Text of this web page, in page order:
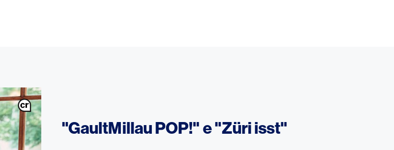
"GaultMillau POP!" e "Züri isst"